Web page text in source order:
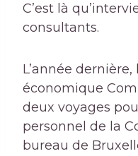
C’est là
consultants.
L’année
économique
deux voyages
personnel de la
bureau de